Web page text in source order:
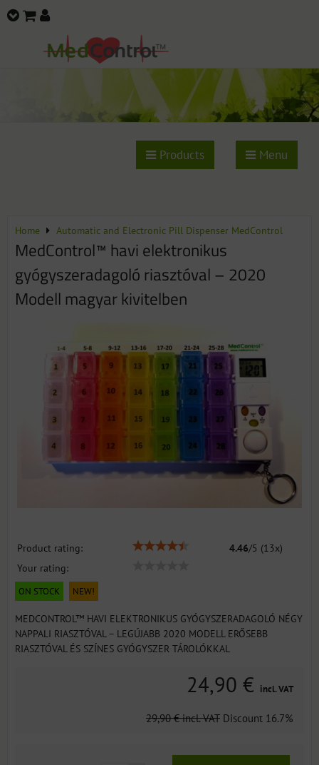
Products Menu
Home Automatic and Electronic Pill Dispenser MedControl
MedControl™ havi elektronikus
gyógyszeradagoló riasztóval – 2020
Modell magyar kivitelben
Product rating: 4.46/5 (13x)
Your rating:
ON STOCK NEW!
MEDCONTROL™ HAVI ELEKTRONIKUS GYÓGYSZERADAGOLÓ NÉGY
NAPPALI RIASZTÓVAL – LEGÚJABB 2020 MODELL ERŐSEBB
RIASZTÓVAL ÉS SZÍNES GYÓGYSZER TÁROLÓKKAL
24,90 € incl. VAT
29,90 € incl. VAT Discount 16.7%